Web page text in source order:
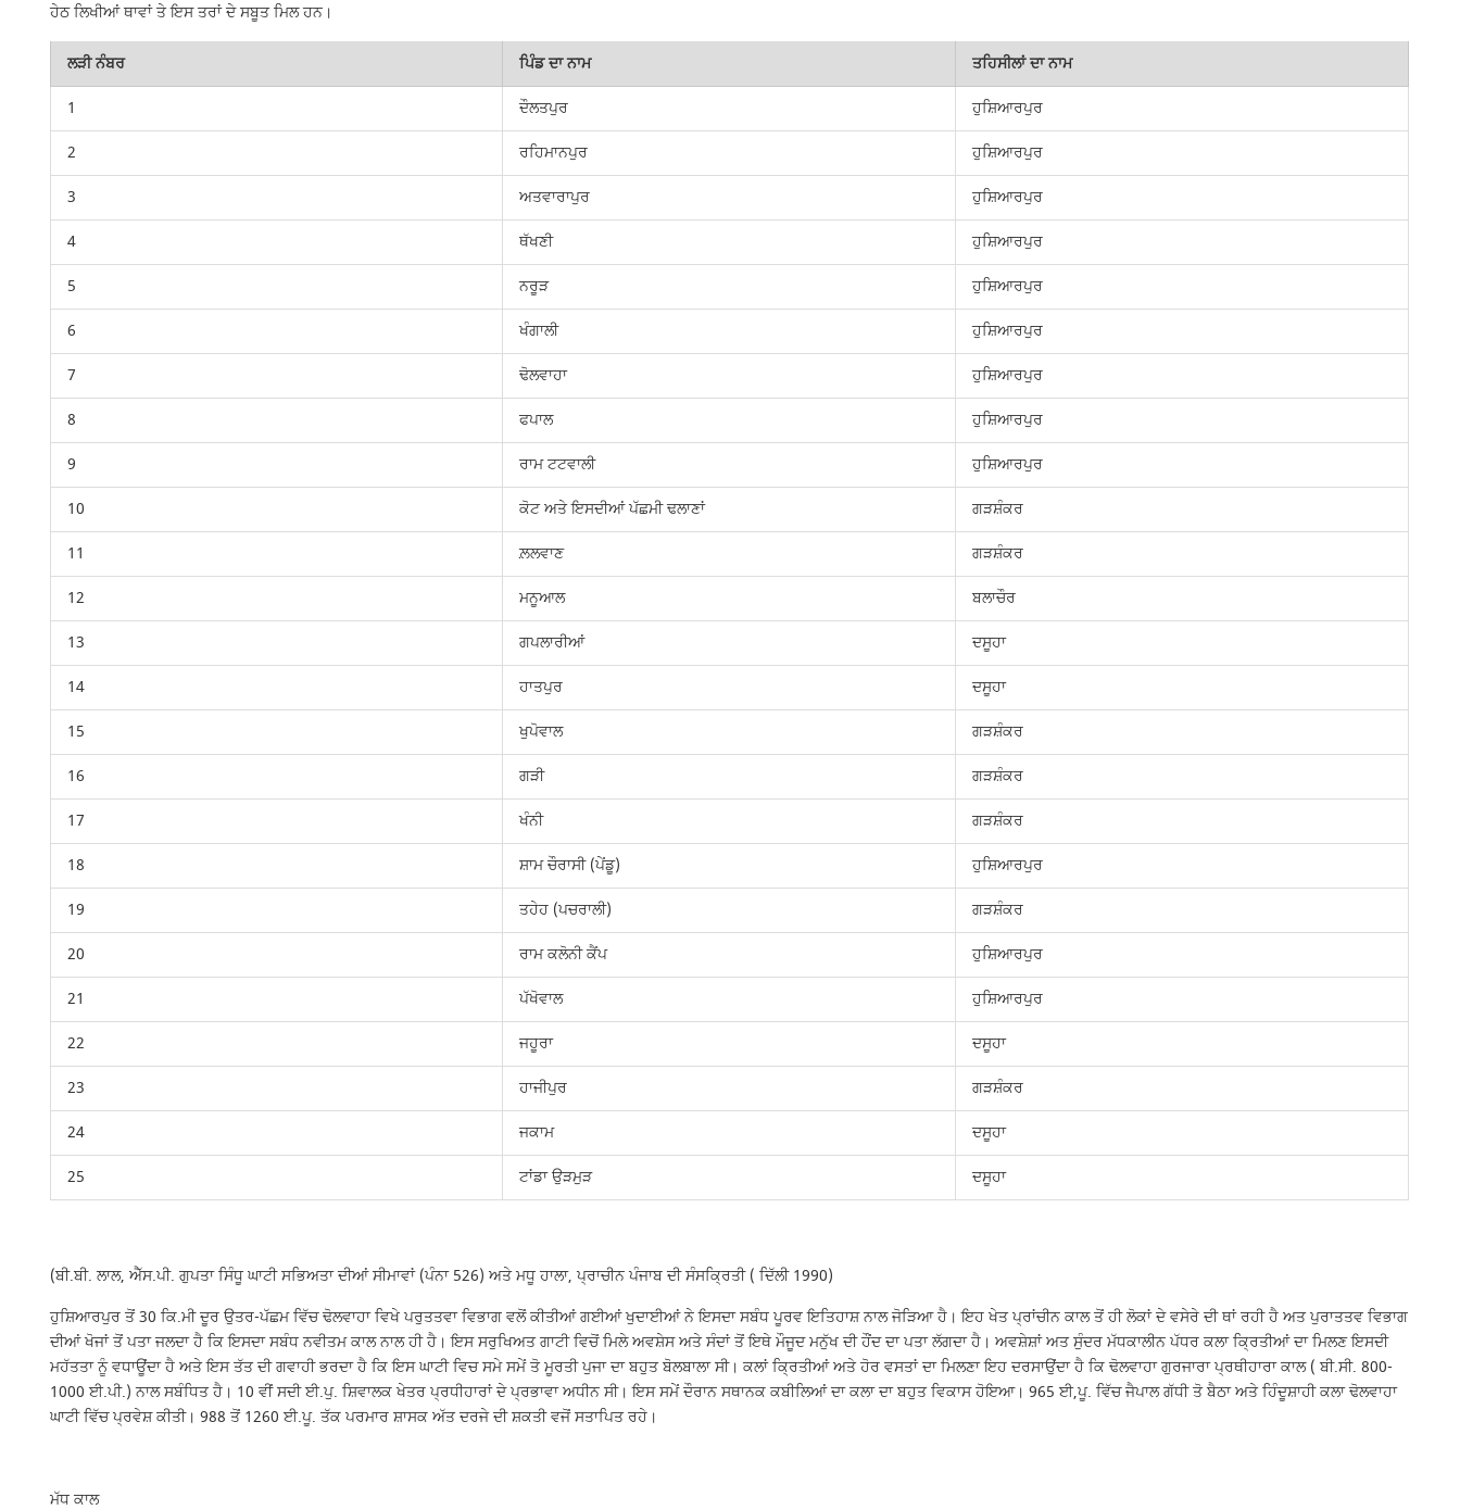
ਹੇਠ ਲਿਖੀਆਂ ਥਾਵਾਂ ਤੇ ਇਸ ਤਰਾਂ ਦੇ ਸਬੂਤ ਮਿਲ ਹਨ।
ਲੜੀ ਨੰਬਰ ਪਿੰਡ ਦਾ ਨਾਮ
ਤਹਿਸੀਲਾਂ ਦਾ ਨਾਮ
1
ਦੌਲਤਪੁਰ
ਹੁਸ਼ਿਆਰਪੁਰ
2
ਰਹਿਮਾਨਪੁਰ
ਹੁਸ਼ਿਆਰਪੁਰ
3
ਅਤਵਾਰਾਪੁਰ
ਹੁਸ਼ਿਆਰਪੁਰ
4
ਥੱਖਣੀ
ਹੁਸ਼ਿਆਰਪੁਰ
5
ਨਰੂੜ
ਹੁਸ਼ਿਆਰਪੁਰ
6
ਖੰਗਾਲੀ
ਹੁਸ਼ਿਆਰਪੁਰ
7
ਢੋਲਵਾਹਾ
ਹੁਸ਼ਿਆਰਪੁਰ
8
ਫਪਾਲ
ਹੁਸ਼ਿਆਰਪੁਰ
9
ਰਾਮ ਟਟਵਾਲੀ
ਹੁਸ਼ਿਆਰਪੁਰ
10
ਕੋਟ ਅਤੇ ਇਸਦੀਆਂ ਪੱਛਮੀ ਢਲਾਣਾਂ
ਗੜਸ਼ੰਕਰ
11
ਲ਼ਲਵਾਣ
ਗੜਸ਼ੰਕਰ
12
ਮਨੂਆਲ
ਬਲਾਚੌਰ
13
ਗਪਲਾਰੀਆਂ
ਦਸੂਹਾ
14
ਹਾਤਪੁਰ
ਦਸੂਹਾ
15
ਖੁਪੋਵਾਲ
ਗੜਸ਼ੰਕਰ
16
ਗੜੀ
ਗੜਸ਼ੰਕਰ
17
ਖੰਨੀ
ਗੜਸ਼ੰਕਰ
18
ਸ਼ਾਮ ਚੌਰਾਸੀ (ਪੇਂਡੂ)
ਹੁਸ਼ਿਆਰਪੁਰ
19
ਤਹੇਹ (ਪਚਰਾਲੀ)
ਗੜਸ਼ੰਕਰ
20
ਰਾਮ ਕਲੋਨੀ ਕੈਂਪ
ਹੁਸ਼ਿਆਰਪੁਰ
21
ਪੱਖੋਵਾਲ
ਹੁਸ਼ਿਆਰਪੁਰ
22
ਜਹੂਰਾ
ਦਸੂਹਾ
23
ਹਾਜੀਪੁਰ
ਗੜਸ਼ੰਕਰ
24
ਜਕਾਮ
ਦਸੂਹਾ
25
ਟਾਂਡਾ ਉੜਮੁੜ ਦਸੂਹਾ
(ਬੀ.ਬੀ. ਲਾਲ, ਐੱਸ.ਪੀ. ਗੁਪਤਾ ਸਿੰਧੂ ਘਾਟੀ ਸਭਿਅਤਾ ਦੀਆਂ ਸੀਮਾਵਾਂ (ਪੰਨਾ 526) ਅਤੇ ਮਧੂ ਹਾਲਾ, ਪ੍ਰਾਚੀਨ ਪੰਜਾਬ ਦੀ ਸੰਸਕ੍ਰਿਤੀ ( ਦਿੱਲੀ 1990)
ਹੁਸ਼ਿਆਰਪੁਰ ਤੋਂ 30 ਕਿ.ਮੀ ਦੂਰ ਉਤਰ-ਪੱਛਮ ਵਿੱਚ ਢੋਲਵਾਹਾ ਵਿਖੇ ਪਰੁਤਤਵਾ ਵਿਭਾਗ ਵਲੋਂ ਕੀਤੀਆਂ ਗਈਆਂ ਖੁਦਾਈਆਂ ਨੇ ਇਸਦਾ ਸਬੰਧ ਪੂਰਵ ਇਤਿਹਾਸ਼ ਨਾਲ ਜੋੜਿਆ ਹੈ। ਇਹ ਖੇਤ ਪ੍ਰਾਂਚੀਨ ਕਾਲ ਤੋਂ ਹੀ ਲੋਕਾਂ ਦੇ ਵਸੇਰੇ ਦੀ ਥਾਂ ਰਹੀ ਹੈ ਅਤ ਪੁਰਾਤਤਵ ਵਿਭਾਗ
ਦੀਆਂ ਖੋਜਾਂ ਤੋਂ ਪਤਾ ਜਲਦਾ ਹੈ ਕਿ ਇਸਦਾ ਸਬੰਧ ਨਵੀਤਮ ਕਾਲ ਨਾਲ ਹੀ ਹੈ। ਇਸ ਸਰੁਖਿਅਤ ਗਾਟੀ ਵਿਚੋਂ ਮਿਲੇ ਅਵਸ਼ੇਸ ਅਤੇ ਸੰਦਾਂ ਤੋਂ ਇਥੇ ਮੌਜੂਦ ਮਨੁੱਖ ਦੀ ਹੌਂਦ ਦਾ ਪਤਾ ਲੱਗਦਾ ਹੈ। ਅਵਸ਼ੇਸ਼ਾਂ ਅਤ ਸੁੰਦਰ ਮੱਧਕਾਲੀਨ ਪੱਧਰ ਕਲਾ ਕ੍ਰਿਤੀਆਂ ਦਾ ਮਿਲਣ ਇਸਦੀ
ਮਹੱਤਤਾ ਨੂੰ ਵਧਾਊਂਦਾ ਹੈ ਅਤੇ ਇਸ ਤੱਤ ਦੀ ਗਵਾਹੀ ਭਰਦਾ ਹੈ ਕਿ ਇਸ ਘਾਟੀ ਵਿਚ ਸਮੇ ਸਮੇਂ ਤੋ ਮੂਰਤੀ ਪੁਜਾ ਦਾ ਬਹੁਤ ਬੋਲਬਾਲਾ ਸੀ। ਕਲਾਂ ਕ੍ਰਿਤੀਆਂ ਅਤੇ ਹੋਰ ਵਸਤਾਂ ਦਾ ਮਿਲਣਾ ਇਹ ਦਰਸਾਉਂਦਾ ਹੈ ਕਿ ਢੋਲਵਾਹਾ ਗੁਰਜਾਰਾ ਪ੍ਰਥੀਹਾਰਾ ਕਾਲ ( ਬੀ.ਸੀ. 800-
1000 ਈ.ਪੀ.) ਨਾਲ ਸਬੰਧਿਤ ਹੈ। 10 ਵੀਂ ਸਦੀ ਈ.ਪੁ. ਸ਼ਿਵਾਲਕ ਖੇਤਰ ਪ੍ਰਧੀਹਾਰਾਂ ਦੇ ਪ੍ਰਭਾਵਾ ਅਧੀਨ ਸੀ। ਇਸ ਸਮੇਂ ਦੌਰਾਨ ਸਥਾਨਕ ਕਬੀਲਿਆਂ ਦਾ ਕਲਾ ਦਾ ਬਹੁਤ ਵਿਕਾਸ ਹੋਇਆ। 965 ਈ,ਪੂ. ਵਿੱਚ ਜੈਪਾਲ ਗੱਧੀ ਤੋ ਬੈਠਾ ਅਤੇ ਹਿੰਦੂਸ਼ਾਹੀ ਕਲਾ ਢੋਲਵਾਹਾ
ਘਾਟੀ ਵਿੱਚ ਪ੍ਰਵੇਸ਼ ਕੀਤੀ। 988 ਤੋਂ 1260 ਈ.ਪੂ. ਤੱਕ ਪਰਮਾਰ ਸ਼ਾਸਕ ਅੱਤ ਦਰਜੇ ਦੀ ਸ਼ਕਤੀ ਵਜੋਂ ਸਤਾਪਿਤ ਰਹੇ।
ਮੱਧ ਕਾਲ